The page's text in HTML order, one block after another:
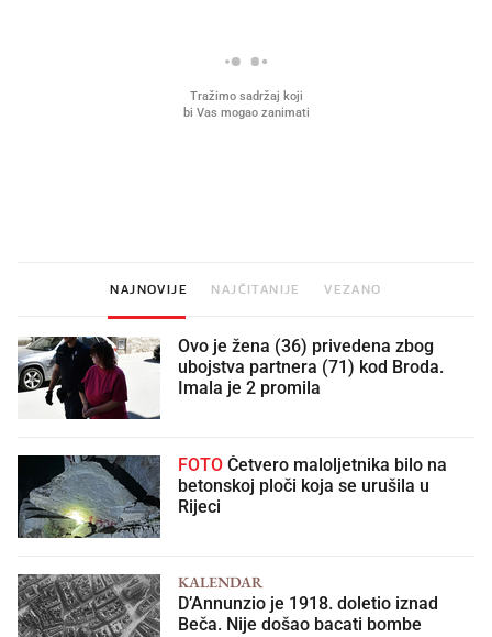
NAJNOVIJE NAJČITANIJE VEZANO
Ovo je žena (36) privedena zbog
ubojstva partnera (71) kod Broda.
Imala je 2 promila
FOTO
betonskoj ploči koja se urušila u
Rijeci
KALENDAR
D’Annunzio je 1918. doletio iznad
Beča. Nije došao bacati bombe